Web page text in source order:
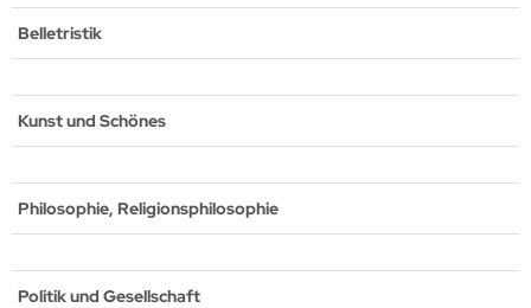
Belletristik
Kunst und Schönes
Philosophie, Religionsphilosophie
Politik und Gesellschaft